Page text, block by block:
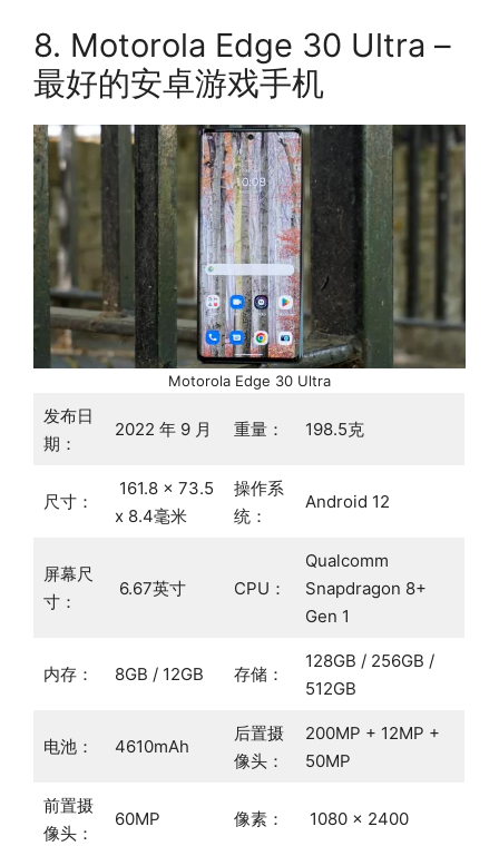
8. Motorola Edge 30 Ultra –
最好的安卓游戏手机
Motorola Edge 30 Ultra
发布日
期：
2022 年 9 月 重量： 198.5克
尺寸：
161.8 x 73.5
x 8.4毫米
操作系
统：
Android 12
屏幕尺
寸：
6.67英寸 CPU：
Qualcomm
Snapdragon 8+
Gen 1
内存： 8GB / 12GB 存储：
128GB / 256GB /
512GB
电池： 4610mAh
后置摄
像头：
200MP + 12MP +
50MP
前置摄
像头：
60MP 像素： 1080 x 2400